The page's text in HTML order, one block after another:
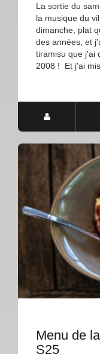
La sortie du
la musique du
dimanche, plat
des années, et
tiramisu que j'ai
2008 ! Et j'ai
Menu de
S25